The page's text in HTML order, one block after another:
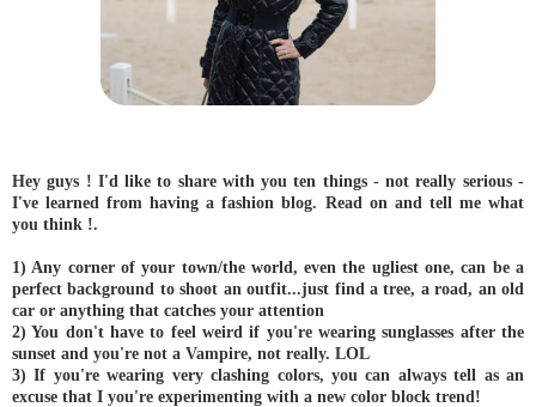
Hey guys ! I'd like to share with you ten things - not really serious -
I've learned from having a fashion blog. Read on and tell me what
you think !.
1) Any corner of your town/the world, even the ugliest one, can be a
perfect background to shoot an outfit...just find a tree, a road, an old
car or anything that catches your attention
2) You don't have to feel weird if you're wearing sunglasses after the
sunset and you're not a Vampire, not really. LOL
3) If you're wearing very clashing colors, you can always tell as an
excuse that I you're experimenting with a new color block trend!